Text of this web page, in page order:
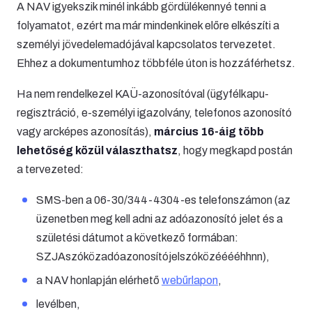
A NAV igyekszik minél inkább gördülékennyé tenni a
folyamatot, ezért ma már mindenkinek előre elkészíti a
személyi jövedelemadójával kapcsolatos tervezetet.
Ehhez a dokumentumhoz többféle úton is hozzáférhetsz.
Ha nem rendelkezel KAÜ-azonosítóval (ügyfélkapu-
regisztráció, e-személyi igazolvány, telefonos azonosító
vagy arcképes azonosítás), március 16-áig több
lehetőség közül választhatsz, hogy megkapd postán
a tervezeted:
SMS-ben a 06-30/344-4304-es telefonszámon (az
üzenetben meg kell adni az adóazonosító jelet és a
születési dátumot a következő formában:
SZJAszóközadóazonosítójelszóközééééhhnn),
a NAV honlapján elérhető webűrlapon,
levélben,